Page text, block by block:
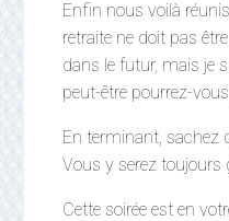
Enfin nous voilà
retraite ne doit pas
dans le futur, mais je
peut-être pourrez-
En terminant, sachez
Vous y serez toujours
Cette soirée est en